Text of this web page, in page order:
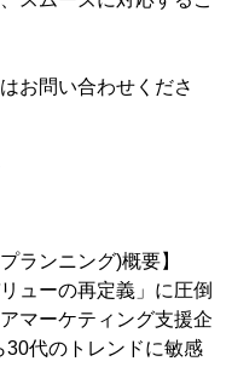
お問い合わせくださ
ランニング)概要】
ューの再定義」に圧倒
マーケティング支援企
代のトレンドに敏感